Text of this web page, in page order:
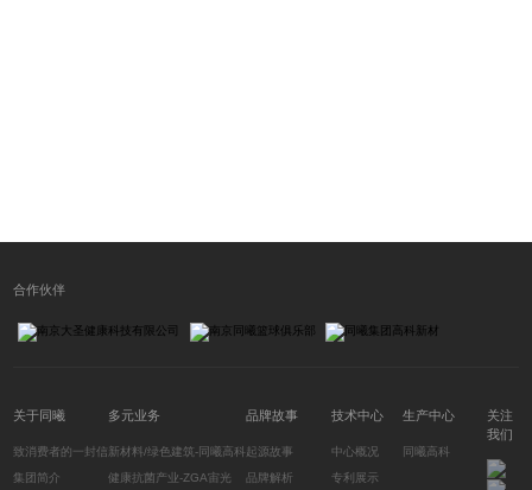
合作伙伴
关于同曦
致消费者的一封信
集团简介
多元业务
新材料/绿色建筑-同曦高科
健康抗菌产业-ZGA宙光
品牌故事
起源故事
品牌解析
技术中心
中心概况
专利展示
生产中心
同曦高科
关注
我们